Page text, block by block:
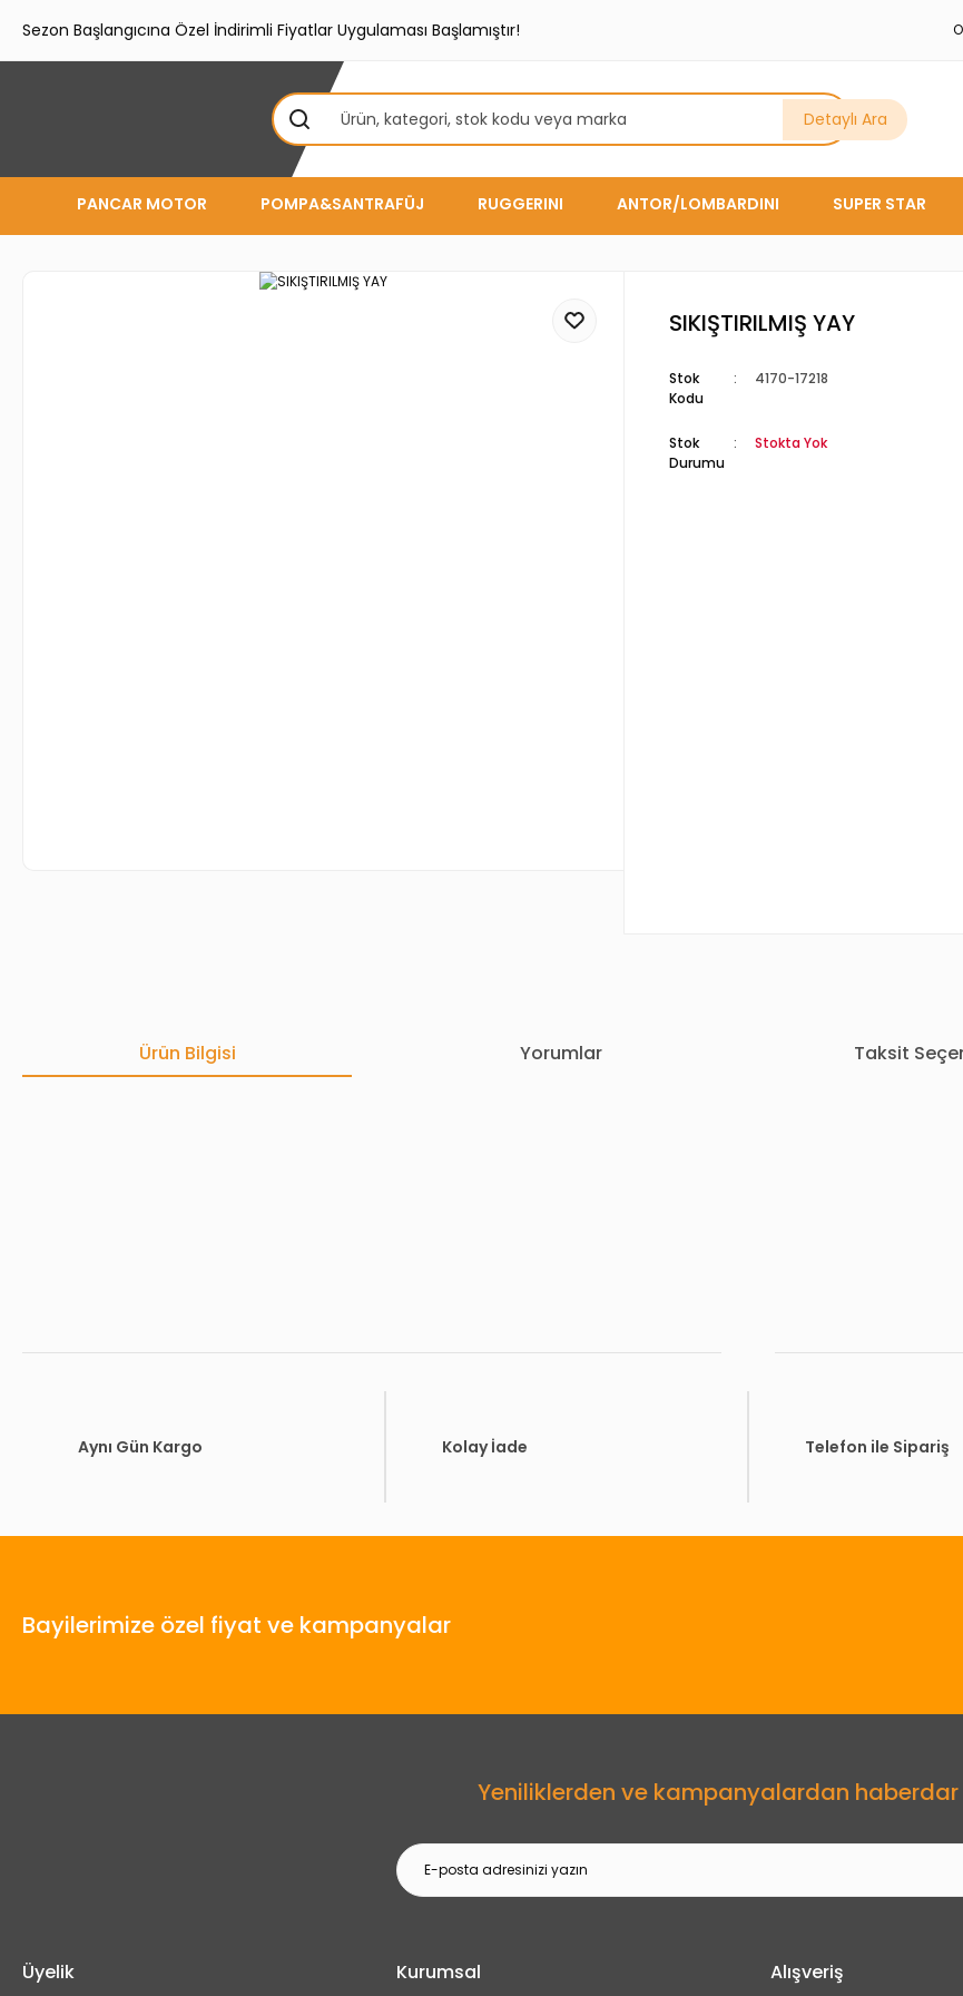
Sezon Başlangıcına Özel İndirimli Fiyatlar Uygulaması Başlamıştır!
Detaylı Ara
PANCAR MOTOR POMPA&SANTRAFÜJ RUGGERINI ANTOR/LOMBARDINI SUPER STAR
SIKIŞTIRILMIŞ YAY
Stok
Kodu
4170-17218
Stok
Durumu
Stokta Yok
Ürün Bilgisi Yorumlar Taksit
Gönder
Aynı Gün Kargo Kolay İade Telefon ile Sipariş
Bayilerimize özel fiyat ve kampanyalar
Yeniliklerden ve kampanyalardan haberdar
Üyelik Kurumsal Alışveriş